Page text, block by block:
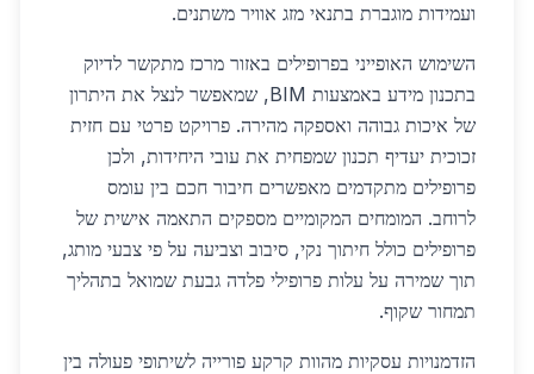
ועמידות מוגברת בתנאי מזג אוויר משתנים.
השימוש האופייני בפרופילים באזור מרכז מתקשר לדיוק
בתכנון מידע באמצעות BIM, שמאפשר לנצל את היתרון
של איכות גבוהה ואספקה מהירה. פרויקט פרטי עם חזית
זכוכית יעדיף תכנון שמפחית את עובי היחידות, ולכן
פרופילים מתקדמים מאפשרים חיבור חכם בין עומס
לרוחב. המומחים המקומיים מספקים התאמה אישית של
פרופילים כולל חיתוך נקי, סיבוב וצביעה על פי צבעי מותג,
תוך שמירה על עלות פרופילי פלדה גבעת שמואל בתהליך
תמחור שקוף.
הזדמנויות עסקיות מהוות קרקע פורייה לשיתופי פעולה בין